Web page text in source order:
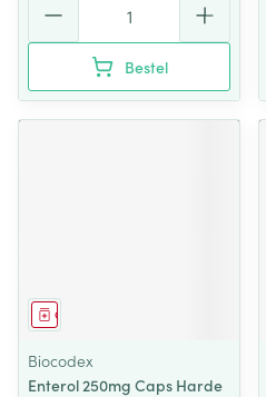
Bestel
Geneesmiddel
Biocodex
Enterol 250mg Caps Harde